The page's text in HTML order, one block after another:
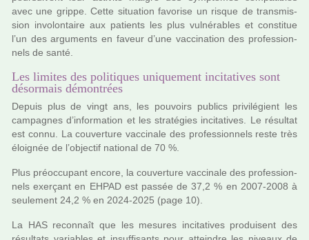
avec une grippe. Cette situa­tion favo­rise un risque de trans­mis­
sion invo­lon­taire aux patients les plus vul­né­ra­bles et cons­ti­tue
l’un des argu­ments en faveur d’une vac­ci­na­tion des pro­fes­sion­
nels de santé.
Les limites des politiques uniquement incitatives sont
désormais démontrées
Depuis plus de vingt ans, les pou­voirs publics pri­vi­lé­gient les
cam­pa­gnes d’infor­ma­tion et les stra­té­gies inci­ta­ti­ves. Le résul­tat
est connu. La cou­ver­ture vac­ci­nale des pro­fes­sion­nels reste très
éloignée de l’objec­tif natio­nal de 70 %.
Plus préoc­cu­pant encore, la cou­ver­ture vac­ci­nale des pro­fes­sion­
nels exer­çant en EHPAD est passée de 37,2 % en 2007-2008 à
seu­le­ment 24,2 % en 2024-2025 (page 10).
La HAS reconnaît que les mesu­res inci­ta­ti­ves pro­dui­sent des